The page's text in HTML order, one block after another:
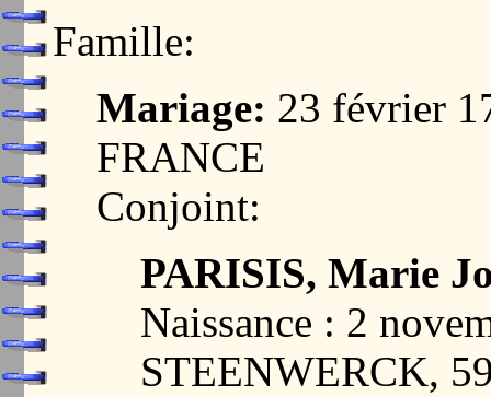
Famille:
Mariage: 23 février
FRANCE
Conjoint:
PARISIS, Marie
Naissance : 2
STEENWERCK,